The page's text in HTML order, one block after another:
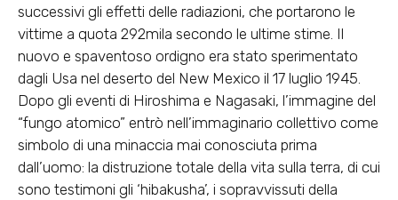
successivi gli effetti delle radiazioni, che portarono le
vittime a quota 292mila secondo le ultime stime. Il
nuovo e spaventoso ordigno era stato sperimentato
dagli Usa nel deserto del New Mexico il 17 luglio 1945.
Dopo gli eventi di Hiroshima e Nagasaki, l’immagine del
“fungo atomico” entrò nell’immaginario collettivo come
simbolo di una minaccia mai conosciuta prima
dall’uomo: la distruzione totale della vita sulla terra, di cui
sono testimoni gli ‘hibakusha’, i sopravvissuti della